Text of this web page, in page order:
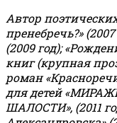
Автор
пренебречь?»
(2009 год);
книг (крупная
роман
для детей
ШАЛОСТИ», (2011